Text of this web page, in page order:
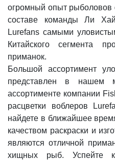
огромный опыт рыболовов
составе команды Ли
Lurefans самыми
Китайского сегмента
приманок.
Большой ассортимент
представлен в нашем
ассортименте компании
расцветки воблеров
найдете в ближайшее
качеством раскраски и
являются отличной
хищных рыб. Успейте